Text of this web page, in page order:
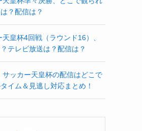
？配信は？
皇杯4回戦（ラウンド16）、
テレビ放送は？配信は？
サッカー天皇杯の配信はどこで
イム＆見逃し対応まとめ！